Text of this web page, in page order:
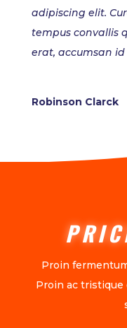
adipiscing elit.
tempus convallis
erat, accumsan
Robinson Clarck
Proin
Proin ac tristique